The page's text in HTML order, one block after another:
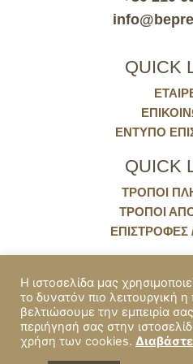
QUICK
ΈΝΤΥΠΟ
QUICK
ΤΡΌΠΟΙ
ΤΡΌΠΟΙ
ΕΠΙΣΤΡΟΦΈΣ
ΠΟΛΙΤΙΚΗ
ΟΡΟΙ ΧΡΗΣΗΣ &
Η ιστοσελίδα μας
το δυνατόν πιο λειτουργική
βελτιώσουμε την εμπειρία
περιήγησή σας στην
χρήση των cookies.